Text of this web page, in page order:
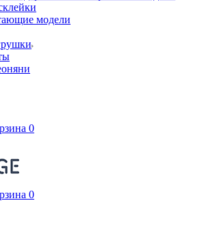
модели
0
0